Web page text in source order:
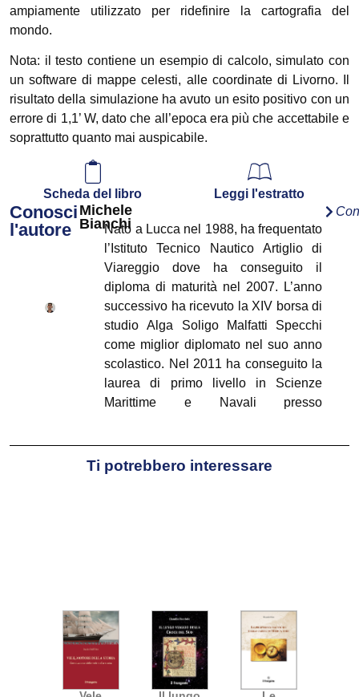
ampiamente utilizzato per ridefinire la cartografia del
mondo.
Nota: il testo contiene un esempio di calcolo, simulato con
un software di mappe celesti, alle coordinate di Livorno. Il
risultato della simulazione ha avuto un esito positivo con un
errore di 1,1’ W, dato che all’epoca era più che accettabile e
soprattutto quanto mai auspicabile.
Scheda del libro Leggi l'estratto
Conosci
l'autore
Michele
BianchiNato a Lucca nel 1988, ha frequentato
l’Istituto Tecnico Nautico Artiglio di
Viareggio dove ha conseguito il
diploma di maturità nel 2007. L’anno
successivo ha ricevuto la XIV borsa di
studio Alga Soligo Malfatti Specchi
come miglior diplomato nel suo anno
scolastico. Nel 2011 ha conseguito la
laurea di primo livello in Scienze
Marittime e Navali presso
Oceanografia e sicurezza della
Ti potrebbero interessare